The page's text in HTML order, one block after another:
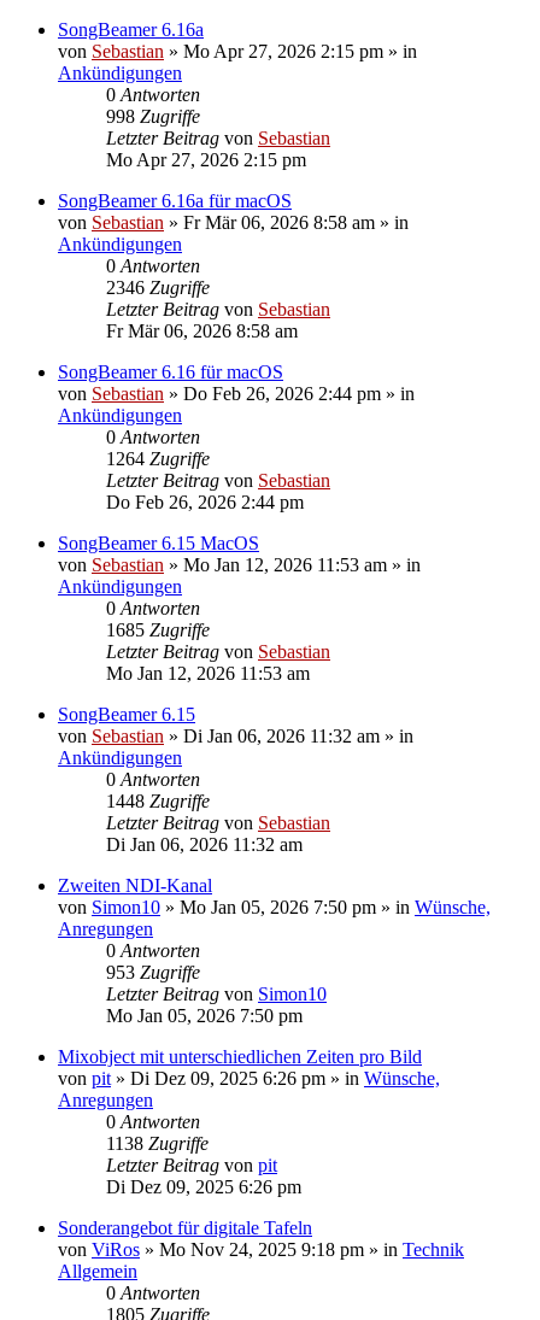
SongBeamer 6.16a
von Sebastian » Mo Apr 27, 2026 2:15 pm » in
Ankündigungen
0 Antworten
998 Zugriffe
Letzter Beitrag von Sebastian
Mo Apr 27, 2026 2:15 pm
SongBeamer 6.16a für macOS
von Sebastian » Fr Mär 06, 2026 8:58 am » in
Ankündigungen
0 Antworten
2346 Zugriffe
Letzter Beitrag von Sebastian
Fr Mär 06, 2026 8:58 am
SongBeamer 6.16 für macOS
von Sebastian » Do Feb 26, 2026 2:44 pm » in
Ankündigungen
0 Antworten
1264 Zugriffe
Letzter Beitrag von Sebastian
Do Feb 26, 2026 2:44 pm
SongBeamer 6.15 MacOS
von Sebastian » Mo Jan 12, 2026 11:53 am » in
Ankündigungen
0 Antworten
1685 Zugriffe
Letzter Beitrag von Sebastian
Mo Jan 12, 2026 11:53 am
SongBeamer 6.15
von Sebastian » Di Jan 06, 2026 11:32 am » in
Ankündigungen
0 Antworten
1448 Zugriffe
Letzter Beitrag von Sebastian
Di Jan 06, 2026 11:32 am
Zweiten NDI-Kanal
von Simon10 » Mo Jan 05, 2026 7:50 pm » in Wünsche,
Anregungen
0 Antworten
953 Zugriffe
Letzter Beitrag von Simon10
Mo Jan 05, 2026 7:50 pm
Mixobject mit unterschiedlichen Zeiten pro Bild
von pit » Di Dez 09, 2025 6:26 pm » in Wünsche,
Anregungen
0 Antworten
1138 Zugriffe
Letzter Beitrag von pit
Di Dez 09, 2025 6:26 pm
Sonderangebot für digitale Tafeln
von ViRos » Mo Nov 24, 2025 9:18 pm » in Technik
Allgemein
0 Antworten
1805 Zugriffe